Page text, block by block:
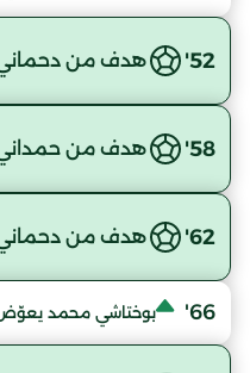
52' هدف من دحماني
58' هدف من حمداني
62' هدف من دحماني
66' بوختاشي محمد